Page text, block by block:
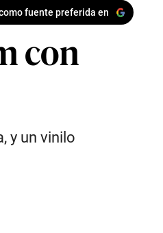
fuente preferida en
con
y un vinilo